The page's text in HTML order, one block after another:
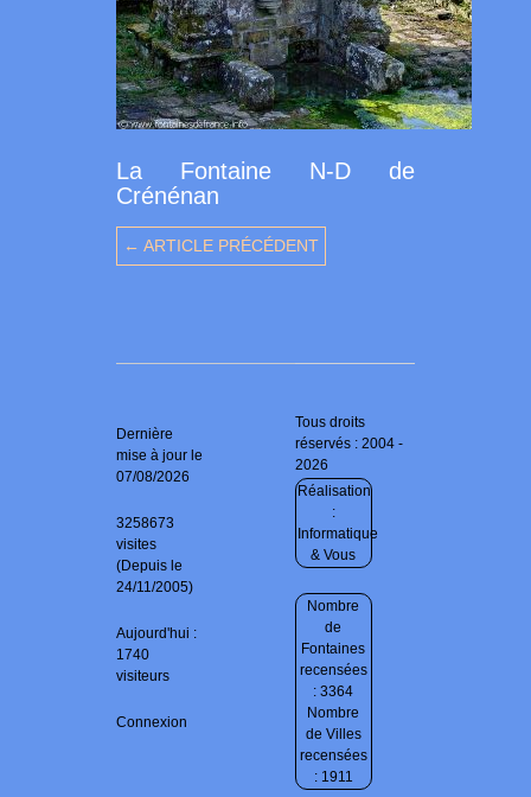
La Fontaine N-D de
Crénénan
← ARTICLE PRÉCÉDENT
Dernière
mise à jour le
07/08/2026
3258673
visites
(Depuis le
24/11/2005)
Aujourd'hui :
1740
visiteurs
Connexion
Tous droits
réservés : 2004 -
2026
Réalisation
:
Informatique
& Vous
Nombre
de
Fontaines
recensées
: 3364
Nombre
de Villes
recensées
: 1911